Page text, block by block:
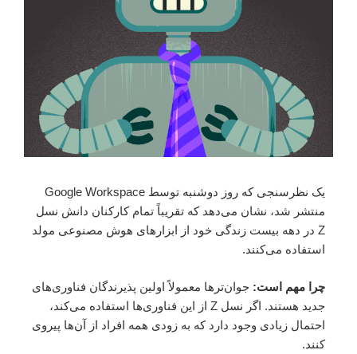
یک نظرسنجی که روز دوشنبه توسط Google Workspace
منتشر شد، نشان می‌دهد که تقریباً تمام کارکنان دانش نسل
Z در دهه بیست زندگی خود از ابزارهای هوش مصنوعی مولد
استفاده می‌کنند.
چرا مهم است: جوان‌ترها معمولاً اولین پذیرندگان فناوری‌های
جدید هستند. اگر نسل Z از این فناوری‌ها استفاده می‌کند،
احتمال زیادی وجود دارد که به زودی همه افراد از آن‌ها پیروی
کنند.